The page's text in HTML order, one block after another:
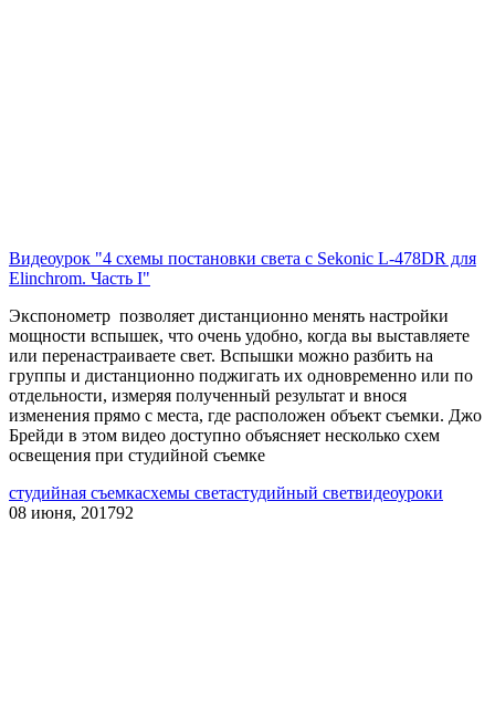
Видеоурок "4 схемы постановки света с Sekonic L-478DR для
Elinchrom. Часть I"
Экспонометр позволяет дистанционно менять настройки
мощности вспышек, что очень удобно, когда вы выставляете
или перенастраиваете свет. Вспышки можно разбить на
группы и дистанционно поджигать их одновременно или по
отдельности, измеряя полученный результат и внося
изменения прямо с места, где расположен объект съемки. Джо
Брейди в этом видео доступно объясняет несколько схем
освещения при студийной съемке
студийная съемкасхемы светастудийный светвидеоуроки
08 июня, 201792